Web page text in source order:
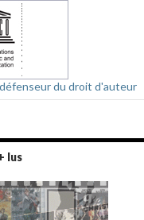
défenseur du droit d'auteur
lus